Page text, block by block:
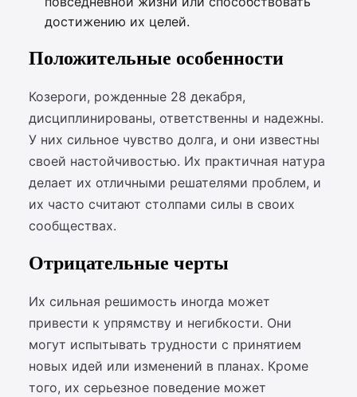
достижению их целей.
Положительные особенности
Козероги, рожденные 28 декабря,
дисциплинированы, ответственны и надежны.
У них сильное чувство долга, и они известны
своей настойчивостью. Их практичная натура
делает их отличными решателями проблем, и
их часто считают столпами силы в своих
сообществах.
Отрицательные черты
Их сильная решимость иногда может
привести к упрямству и негибкости. Они
могут испытывать трудности с принятием
новых идей или изменений в планах. Кроме
того, их серьезное поведение может